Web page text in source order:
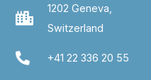
1202 Geneva,
Switzerland
+41 22 336 20 55